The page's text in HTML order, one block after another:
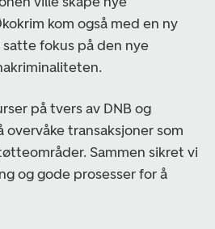
kom også med en ny
fokus på den nye
på tvers av DNB og
transaksjoner som
Sammen sikret vi
og gode prosesser for å